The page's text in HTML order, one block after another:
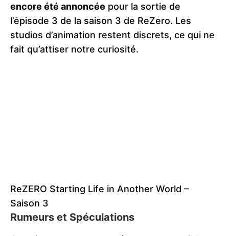
encore été annoncée pour la sortie de
l’épisode 3 de la saison 3 de ReZero. Les
studios d’animation restent discrets, ce qui ne
fait qu’attiser notre curiosité.
ReZERO Starting Life in Another World –
Saison 3
Rumeurs et Spéculations